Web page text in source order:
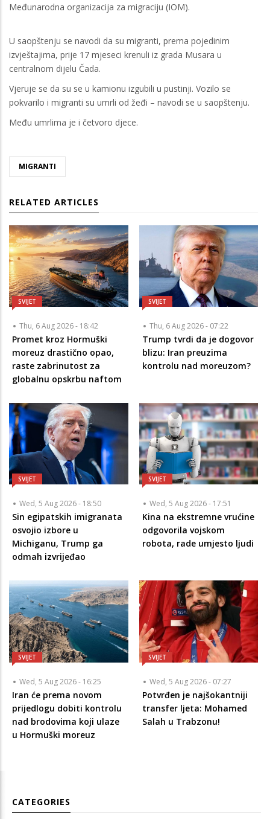
Međunarodna organizacija za migraciju (IOM).
U saopštenju se navodi da su migranti, prema pojedinim
izvještajima, prije 17 mjeseci krenuli iz grada Musara u
centralnom dijelu Čada.
Vjeruje se da su se u kamionu izgubili u pustinji. Vozilo se
pokvarilo i migranti su umrli od žeđi – navodi se u saopštenju.
Među umrlima je i četvoro djece.
MIGRANTI
RELATED ARTICLES
SVIJET
Thu, 6 Aug 2026 - 18:42
Promet kroz Hormuški
moreuz drastično opao,
raste zabrinutost za
globalnu opskrbu naftom
SVIJET
Thu, 6 Aug 2026 - 07:22
Trump tvrdi da je dogovor
blizu: Iran preuzima
kontrolu nad moreuzom?
SVIJET
Wed, 5 Aug 2026 - 18:50
Sin egipatskih imigranata
osvojio izbore u
Michiganu, Trump ga
odmah izvrijeđao
SVIJET
Wed, 5 Aug 2026 - 17:51
Kina na ekstremne vrućine
odgovorila vojskom
robota, rade umjesto ljudi
SVIJET
Wed, 5 Aug 2026 - 16:25
Iran će prema novom
prijedlogu dobiti kontrolu
nad brodovima koji ulaze
u Hormuški moreuz
SVIJET
Wed, 5 Aug 2026 - 07:27
Potvrđen je najšokantniji
transfer ljeta: Mohamed
Salah u Trabzonu!
CATEGORIES